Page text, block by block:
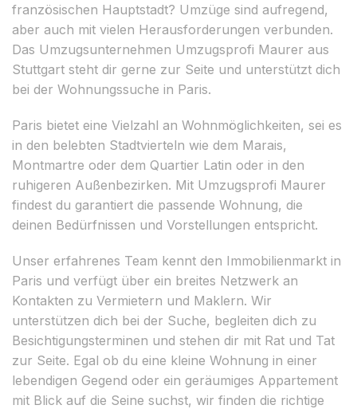
französischen Hauptstadt? Umzüge sind aufregend,
aber auch mit vielen Herausforderungen verbunden.
Das Umzugsunternehmen Umzugsprofi Maurer aus
Stuttgart steht dir gerne zur Seite und unterstützt dich
bei der Wohnungssuche in Paris.
Paris bietet eine Vielzahl an Wohnmöglichkeiten, sei es
in den belebten Stadtvierteln wie dem Marais,
Montmartre oder dem Quartier Latin oder in den
ruhigeren Außenbezirken. Mit Umzugsprofi Maurer
findest du garantiert die passende Wohnung, die
deinen Bedürfnissen und Vorstellungen entspricht.
Unser erfahrenes Team kennt den Immobilienmarkt in
Paris und verfügt über ein breites Netzwerk an
Kontakten zu Vermietern und Maklern. Wir
unterstützen dich bei der Suche, begleiten dich zu
Besichtigungsterminen und stehen dir mit Rat und Tat
zur Seite. Egal ob du eine kleine Wohnung in einer
lebendigen Gegend oder ein geräumiges Appartement
mit Blick auf die Seine suchst, wir finden die richtige